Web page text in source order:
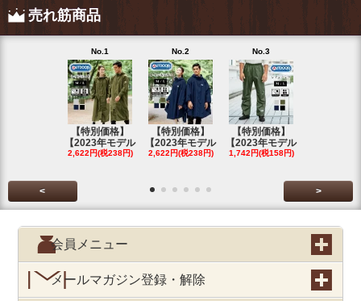
売れ筋商品
No.1
【特別価格】
【2023年モデル
2,622円(税238円)
No.2
【特別価格】
【2023年モデル
2,622円(税238円)
No.3
【特別価格】
【2023年モデル
1,742円(税158円)
< >
会員メニュー
メールマガジン登録・解除